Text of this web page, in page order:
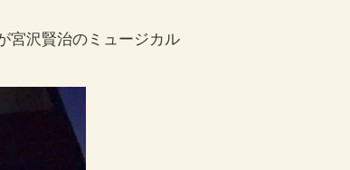
宮沢賢治のミュージカル